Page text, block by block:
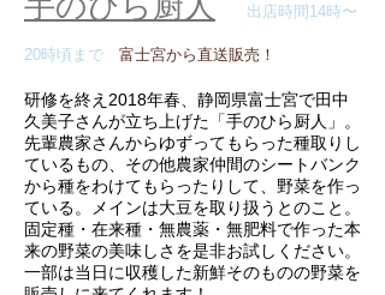
出店時間14時〜
20時頃まで 富士宮から直送販売！
研修を終え2018年春、静岡県富士宮で田中
久美子さんが立ち上げた「手のひら厨人」。
先輩農家さんからゆずってもらった種取りし
ているもの、その他農家仲間のシートバンク
から種をわけてもらったりして、野菜を作っ
ている。メインは大豆を取り扱うとのこと。
固定種・在来種・無農薬・無肥料で作った本
来の野菜の美味しさを是非お試しください。
一部は当日に収穫した新鮮そのものの野菜を